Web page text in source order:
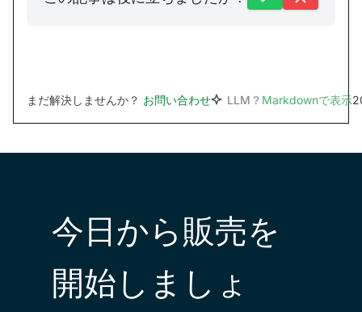
まだ解決しませんか？ お問い合わせ LLM？ Markdownで表示
今日から販売を
開始しましょ